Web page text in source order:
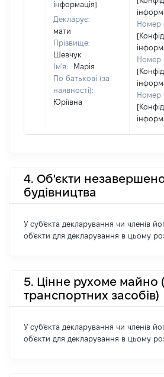
інформація]
Декларує:
мати
Прізвище:
Шевчук
Ім'я:
Марія
По батькові (за
наявності):
Юріївна
Номер
Номер
Номер
4. Об'єкти
будівництва
У суб'єкта декларування чи членів
об'єкти для декларування в цьому
5. Цінне рухоме майно
транспортних засобів)
У суб'єкта декларування чи членів
об'єкти для декларування в цьому